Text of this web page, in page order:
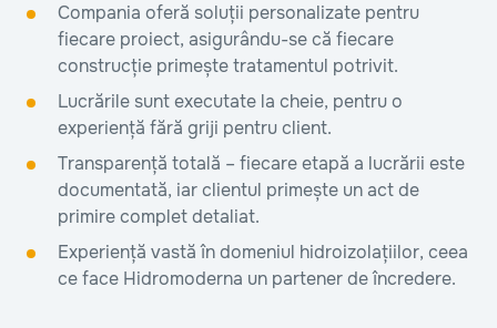
Compania oferă soluții personalizate pentru
fiecare proiect, asigurându-se că fiecare
construcție primește tratamentul potrivit.
Lucrările sunt executate la cheie, pentru o
experiență fără griji pentru client.
Transparență totală – fiecare etapă a lucrării este
documentată, iar clientul primește un act de
primire complet detaliat.
Experiență vastă în domeniul hidroizolațiilor, ceea
ce face Hidromoderna un partener de încredere.